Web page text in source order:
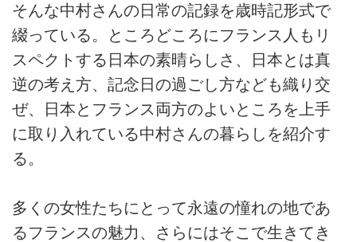
そんな中村さんの日常の記録を歳時記形式で
綴っている。ところどころにフランス人もリ
スペクトする日本の素晴らしさ、日本とは真
逆の考え方、記念日の過ごし方なども織り交
ぜ、日本とフランス両方のよいところを上手
に取り入れている中村さんの暮らしを紹介す
る。
多くの女性たちにとって永遠の憧れの地であ
るフランスの魅力、さらにはそこで生きてき